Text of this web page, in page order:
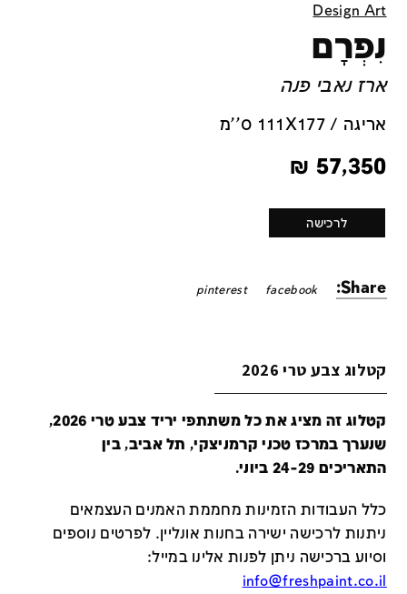
Design Art
נִפְרָם
ארז נאבי פנה
אריגה / 111X177 ס''מ
57,350
₪
לרכישה
Share:
facebook
pinterest
קטלוג צבע טרי 2026
קטלוג זה מציג את כל משתתפי יריד צבע טרי 2026,
שנערך במרכז טכני קרמניצקי, תל אביב, בין
התאריכים 24-29 ביוני.
כלל העבודות הזמינות מחממת האמנים העצמאים
ניתנות לרכישה ישירה בחנות אונליין . לפרטים נוספים
וסיוע ברכישה ניתן לפנות אלינו במייל:
info@freshpaint.co.il